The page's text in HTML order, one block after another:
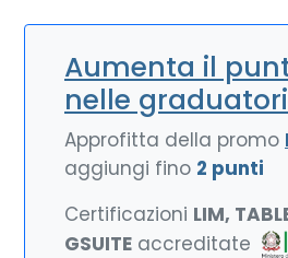
Aumenta il
nelle
Approfitta della promo
aggiungi fino 2 punti
Certificazioni LIM,
GSUITE accreditate